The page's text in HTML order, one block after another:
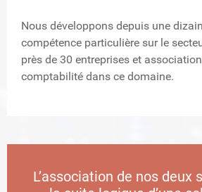
Nous développons depuis une
compétence particulière sur le
près de 30 entreprises et
comptabilité dans ce domaine.
L’association de nos deux